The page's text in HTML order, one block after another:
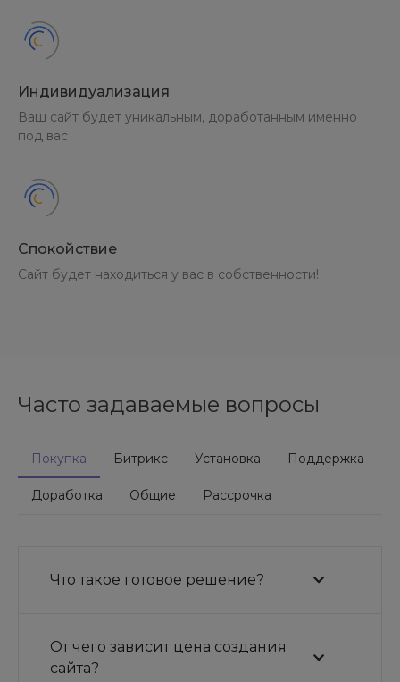
Индивидуализация
Ваш сайт будет уникальным, доработанным именно
под вас
Спокойствие
Сайт будет находиться у вас в собственности!
Часто задаваемые вопросы
Покупка Битрикс Установка Поддержка
Доработка Общие Рассрочка
Что такое готовое решение?
От чего зависит цена создания
сайта?